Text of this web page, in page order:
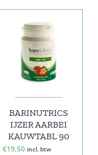
BARINUTRICS
IJZER AARBEI
KAUWTABL 90
€19,50 incl. btw